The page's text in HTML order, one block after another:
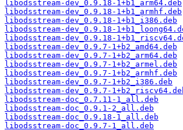
libodsstream-dev_0.9.18-1+b1_arm64.deb
libodsstream-dev_0.9.18-1+b1_armhf.deb
libodsstream-dev_0.9.18-1+b1_i386.deb
libodsstream-dev_0.9.18-
libodsstream-dev_0.9.18-
libodsstream-dev_0.9.7-1+b2_amd64.deb
libodsstream-dev_0.9.7-1+b2_arm64.deb
libodsstream-dev_0.9.7-1+b2_armel.deb
libodsstream-dev_0.9.7-1+b2_armhf.deb
libodsstream-dev_0.9.7-1+b2_i386.deb
libodsstream-dev_0.9.7-
libodsstream-doc_0.7.11-1_all.deb
libodsstream-doc_0.9.1-2_all.deb
libodsstream-doc_0.9.18-1_all.deb
libodsstream-doc_0.9.7-1_all.deb